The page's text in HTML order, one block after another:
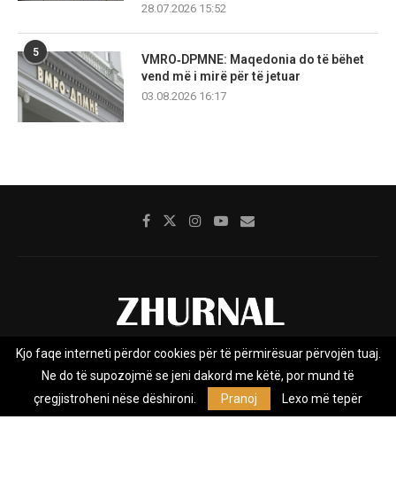
28.07.2026 15:52
5
VMRO‑DPMNE: Maqedonia do të bëhet
vend më i mirë për të jetuar
03.08.2026 16:17
Rreth nesh Impresumi Marketing
Privacy Policy
Zhurnal.mk është Agjenci e Lajmeve e pavarur, e themeluar në vitin
Kjo faqe interneti përdor cookies për të përmirësuar përvojën tuaj.
Ne do të supozojmë se jeni dakord me këtë, por mund të
çregjistroheni nëse dëshironi.
Pranoj Lexo më tepër